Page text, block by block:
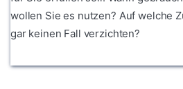
wollen Sie es nutzen? Auf welche
gar keinen Fall verzichten?